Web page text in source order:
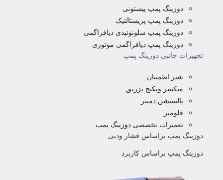
دوزینگ پمپ پیستونی
دوزینگ پمپ پریستالتیک
دوزینگ پمپ سلونوئیدی دیافراگمی
دوزینگ پمپ دیافراگمی موتوری
تجهیزات جانبی دوزینگ پمپ
شیر اطمینان
میکسر وپکیج تزریق
پالسیشن دمپنر
فلومتر
تعمیرات تخصصی دوزینگ پمپ
دوزینگ پمپ براساس فشار ودبی
دوزینگ پمپ براساس کاربرد